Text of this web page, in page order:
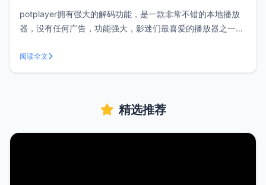
potplayer拥有强大的解码功能，是一款非常不错的本地播放
器，没有任何广告，功能强大，影迷们最喜爱的播放器之一。
中文，绿色版也可以暂时退下了。软件特点： 支持强劲引擎加
速：支持 DXVA, CUDA, QuickSync 等等
阅读全文
精选推荐